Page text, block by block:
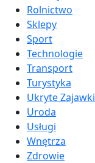
Rolnictwo
Sklepy
Sport
Technologie
Transport
Turystyka
Ukryte Zajawki
Uroda
Usługi
Wnętrza
Zdrowie